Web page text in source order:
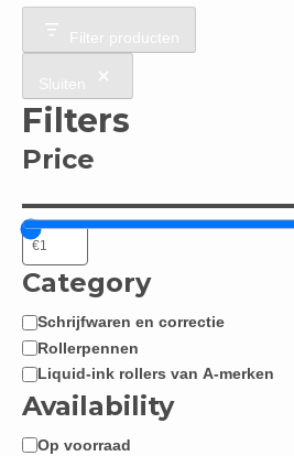
Filter producten
Sluiten
Filters
Price
Category
Categorie
Schrijfwaren en correctie
Rollerpennen
Liquid-ink rollers van A-merken
Availability
Beschikbaarheid
Op voorraad